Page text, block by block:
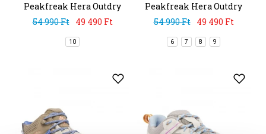
Peakfreak Hera Outdry
54 990 Ft
49 490 Ft
10
Peakfreak Hera Outdry
54 990 Ft
49 490 Ft
6 7 8 9